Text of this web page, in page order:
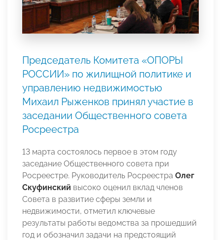
Председатель Комитета «ОПОРЫ
РОССИИ» по жилищной политике и
управлению недвижимостью
Михаил Рыженков принял участие в
заседании Общественного совета
Росреестра
13 марта состоялось первое в этом году
заседание Общественного совета при
Росреестре. Руководитель Росреестра Олег
Скуфинский высоко оценил вклад членов
Совета в развитие сферы земли и
недвижимости, отметил ключевые
результаты работы ведомства за прошедший
год и обозначил задачи на предстоящий